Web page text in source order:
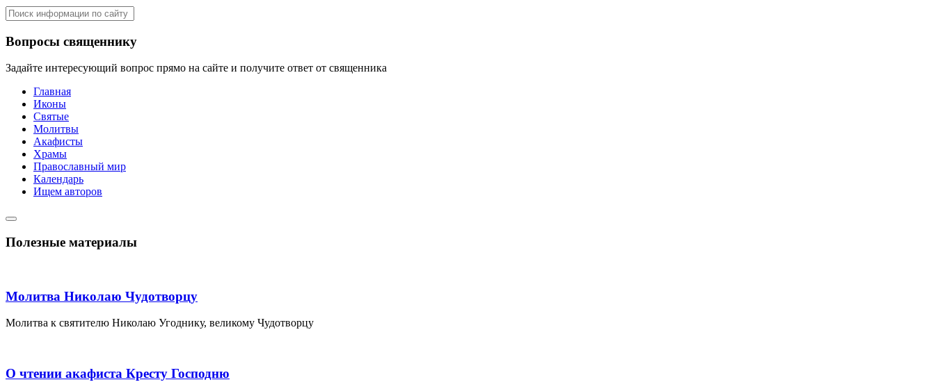
Вопросы священнику
Задайте интересующий вопрос прямо на сайте и получите ответ от священника
Главная
Иконы
Святые
Молитвы
Акафисты
Храмы
Православный мир
Календарь
Ищем авторов
Полезные материалы
Молитва Николаю Чудотворцу
Молитва к святителю Николаю Угоднику, великому Чудотворцу
О чтении акафиста Кресту Господню